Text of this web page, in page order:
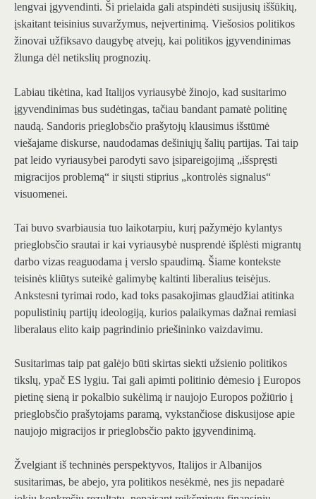
lengvai įgyvendinti. Ši prielaida gali atspindėti susijusių iššūkių,
įskaitant teisinius suvaržymus, neįvertinimą. Viešosios politikos
žinovai užfiksavo daugybę atvejų, kai politikos įgyvendinimas
žlunga dėl netikslių prognozių.
Labiau tikėtina, kad Italijos vyriausybė žinojo, kad susitarimo
įgyvendinimas bus sudėtingas, tačiau bandant pamatė politinę
naudą. Sandoris prieglobsčio prašytojų klausimus išstūmė
viešajame diskurse, naudodamas dešiniųjų šalių partijas. Tai taip
pat leido vyriausybei parodyti savo įsipareigojimą „išspręsti
migracijos problemą“ ir siųsti stiprius „kontrolės signalus“
visuomenei.
Tai buvo svarbiausia tuo laikotarpiu, kurį pažymėjo kylantys
prieglobsčio srautai ir kai vyriausybė nusprendė išplėsti migrantų
darbo vizas reaguodama į verslo spaudimą. Šiame kontekste
teisinės kliūtys suteikė galimybę kaltinti liberalius teisėjus.
Ankstesni tyrimai rodo, kad toks pasakojimas glaudžiai atitinka
populistinių partijų ideologiją, kurios palaikymas dažnai remiasi
liberalaus elito kaip pagrindinio priešininko vaizdavimu.
Susitarimas taip pat galėjo būti skirtas siekti užsienio politikos
tikslų, ypač ES lygiu. Tai gali apimti politinio dėmesio į Europos
pietinę sieną ir pokalbio sukėlimą ir naujojo Europos požiūrio į
prieglobsčio prašytojams paramą, vykstančiose diskusijose apie
naujojo migracijos ir prieglobsčio pakto įgyvendinimą.
Žvelgiant iš techninės perspektyvos, Italijos ir Albanijos
susitarimas, be abejo, yra politikos nesėkmė, nes jis nepadarė